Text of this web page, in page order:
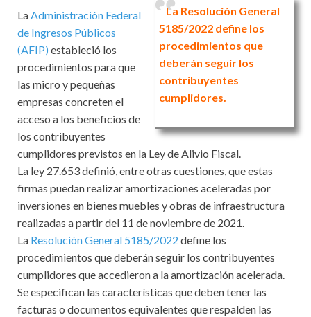
La Resolución General
5185/2022 define los
procedimientos que
deberán seguir los
contribuyentes
cumplidores.
LaAdministración Federal
de Ingresos Públicos
(AFIP) estableció los
procedimientos para que
las micro y pequeñas
empresas concreten el
acceso a los beneficios de
los contribuyentes
cumplidores previstos en la Ley de Alivio Fiscal.
La ley 27.653 definió, entre otras cuestiones, que estas
firmas puedan realizar amortizaciones aceleradas por
inversiones en bienes muebles y obras de infraestructura
realizadas a partir del 11 de noviembre de 2021.
La Resolución General 5185/2022 define los
procedimientos que deberán seguir los contribuyentes
cumplidores que accedieron a la amortización acelerada.
Se especifican las características que deben tener las
facturas o documentos equivalentes que respalden las